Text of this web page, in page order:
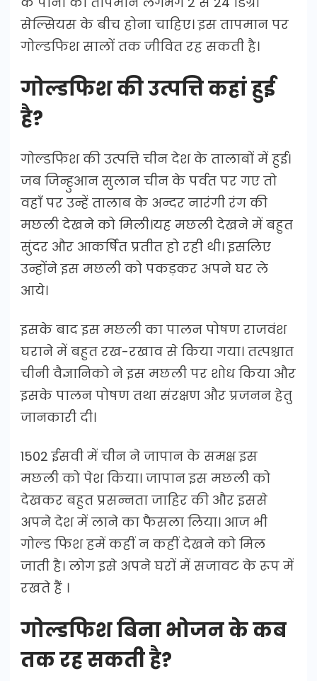
सेल्सियस के बीच होना चाहिए। इस तापमान पर
गोल्डफिश सालों तक जीवित रह सकती है।
गोल्डफिश की उत्पत्ति कहां हुई
है?
गोल्डफिश की उत्पत्ति चीन देश के तालाबों में हुई।
जब जिन्हुआन सुलान चीन के पर्वत पर गए तो
वहाँ पर उन्हें तालाब के अन्दर नारंगी रंग की
मछली देखने को मिली।यह मछली देखने में बहुत
सुंदर और आकर्षित प्रतीत हो रही थी। इसलिए
उन्होंने इस मछली को पकड़कर अपने घर ले
आये।
इसके बाद इस मछली का पालन पोषण राजवंश
घराने में बहुत रख-रखाव से किया गया। तत्पश्चात
चीनी वैज्ञानिको ने इस मछली पर शोध किया और
इसके पालन पोषण तथा संरक्षण और प्रजनन हेतु
जानकारी दी।
1502 ईसवी में चीन ने जापान के समक्ष इस
मछली को पेश किया। जापान इस मछली को
देखकर बहुत प्रसन्नता जाहिर की और इससे
अपने देश में लाने का फैसला लिया। आज भी
गोल्ड फिश हमें कहीं न कहीं देखने को मिल
जाती है। लोग इसे अपने घरों में सजावट के रूप में
रखते हैं ।
गोल्डफिश बिना भोजन के कब
तक रह सकती है?